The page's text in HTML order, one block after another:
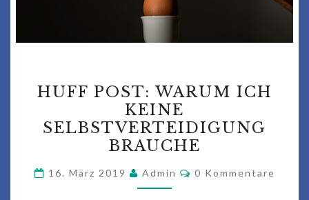
POST:
WARUM
ICH
KEINE
SELBSTVERTEIDIGUNG
BRAUCHE
HUFF POST: WARUM ICH
KEINE
SELBSTVERTEIDIGUNG
BRAUCHE
16. März 2019 Admin Kommentare
0 Kommentare